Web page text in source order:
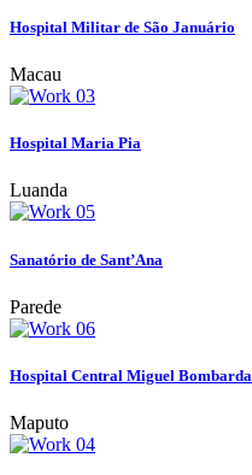
Hospital Militar de São Januário
Macau
Hospital Maria Pia
Luanda
Sanatório de Sant’Ana
Parede
Hospital Central Miguel Bombarda
Maputo